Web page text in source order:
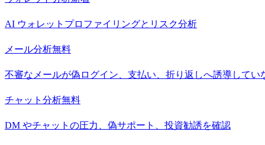
AI ウォレットプロファイリングとリスク分析
メール分析無料
不審なメールが偽ログイン、支払い、折り返しへ誘導してい
チャット分析無料
DM やチャットの圧力、偽サポート、投資勧誘を確認